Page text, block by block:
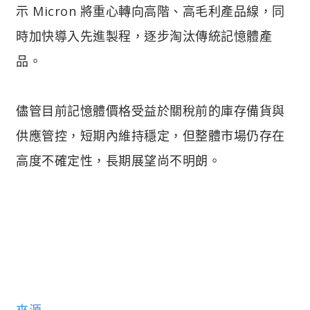
示 Micron 將重心轉向高階、高毛利產品線，同
時加快導入先進製程，逐步淘汰傳統記憶體產
品。
儘管目前記憶體價格受益於關稅前的庫存備貨與
供應管控，短期內維持穩定，但整體市場仍存在
高度不確定性，長期展望尚不明朗。